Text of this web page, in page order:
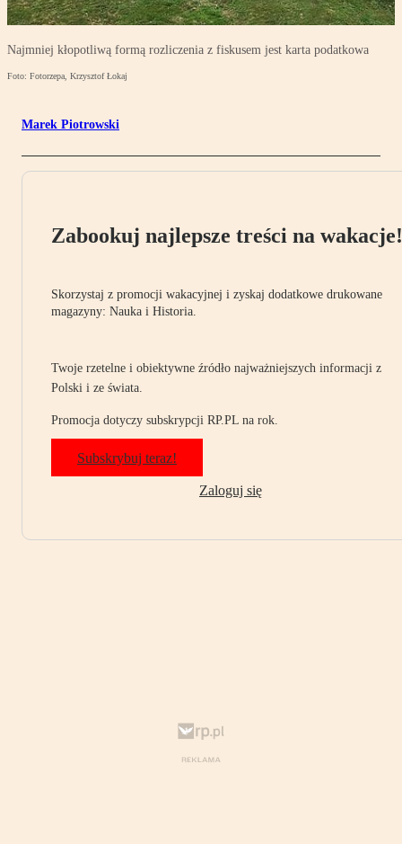
Najmniej kłopotliwą formą rozliczenia z fiskusem jest karta podatkowa
Foto: Fotorzepa, Krzysztof Łokaj
Marek Piotrowski
Zabookuj najlepsze treści na wakacje!
Skorzystaj z promocji wakacyjnej i zyskaj dodatkowe drukowane
magazyny: Nauka i Historia.
Twoje rzetelne i obiektywne źródło najważniejszych informacji z
Polski i ze świata.
Promocja dotyczy subskrypcji RP.PL na rok.
Subskrybuj teraz!
Zaloguj się